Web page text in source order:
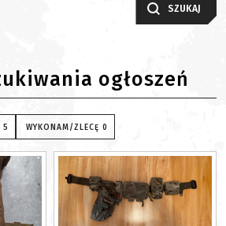
SZUKAJ
ogłoszeń
5 WYKONAM/ZLECĘ 0